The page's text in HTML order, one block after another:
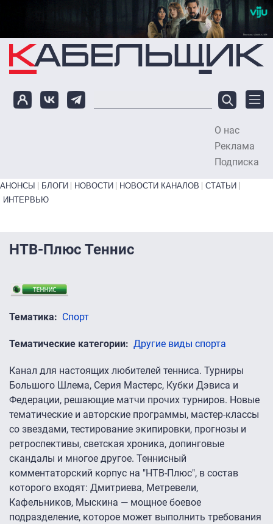
Перейти к основному содержанию
О нас
Реклама
Подписка
Primary links bottom
АНОНСЫ БЛОГИ НОВОСТИ НОВОСТИ КАНАЛОВ
СТАТЬИ
ИНТЕРВЬЮ
НТВ-Плюс Теннис
Тематика Спорт
Тематические категории Другие виды спорта
Канал для настоящих любителей тенниса. Турниры
Большого Шлема, Серия Мастерс, Кубки Дэвиса и
Федерации, решающие матчи прочих турниров. Новые
тематические и авторские программы, мастер-классы
со звездами, тестирование экипировки, прогнозы и
ретроспективы, светская хроника, допинговые
скандалы и многое другое. Теннисный
комментаторский корпус на "НТВ-Плюс", в состав
которого входят: Дмитриева, Метревели,
Кафельников, Мыскина — мощное боевое
подразделение, которое может выполнить требования